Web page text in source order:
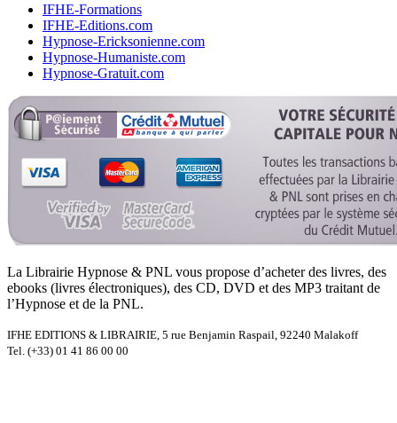
IFHE-Formations
IFHE-Editions.com
Hypnose-Ericksonienne.com
Hypnose-Humaniste.com
Hypnose-Gratuit.com
La Librairie Hypnose & PNL vous propose d’acheter des livres, des
ebooks (livres électroniques), des CD, DVD et des MP3 traitant de
l’Hypnose et de la PNL.
IFHE EDITIONS & LIBRAIRIE, 5 rue Benjamin Raspail, 92240 Malakoff
Tel. (+33) 01 41 86 00 00